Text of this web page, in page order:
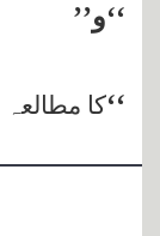
‘‘و’’
‘‘کا مطالعہ